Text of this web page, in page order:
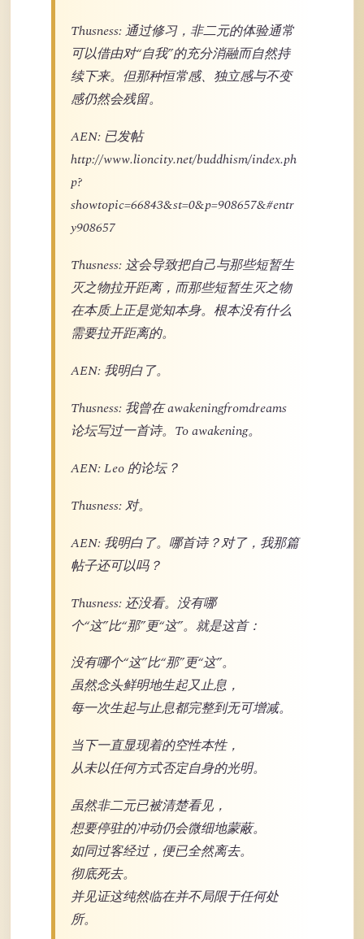
Thusness: 通过修习，非二元的体验通常
可以借由对“自我”的充分消融而自然持
续下来。但那种恒常感、独立感与不变
感仍然会残留。
AEN: 已发帖
http://www.lioncity.net/buddhism/index.ph
p?
showtopic=66843&st=0&p=908657&#entr
y908657
Thusness: 这会导致把自己与那些短暂生
灭之物拉开距离，而那些短暂生灭之物
在本质上正是觉知本身。根本没有什么
需要拉开距离的。
AEN: 我明白了。
Thusness: 我曾在 awakeningfromdreams
论坛写过一首诗。To awakening。
AEN: Leo 的论坛？
Thusness: 对。
AEN: 我明白了。哪首诗？对了，我那篇
帖子还可以吗？
Thusness: 还没看。没有哪
个“这”比“那”更“这”。就是这首：
没有哪个“这”比“那”更“这”。
虽然念头鲜明地生起又止息，
每一次生起与止息都完整到无可增减。
当下一直显现着的空性本性，
从未以任何方式否定自身的光明。
虽然非二元已被清楚看见，
想要停驻的冲动仍会微细地蒙蔽。
如同过客经过，便已全然离去。
彻底死去。
并见证这纯然临在并不局限于任何处
所。